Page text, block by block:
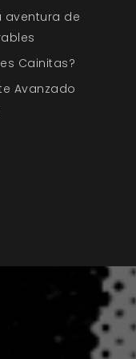
aventura de
Cainitas?
Avanzado